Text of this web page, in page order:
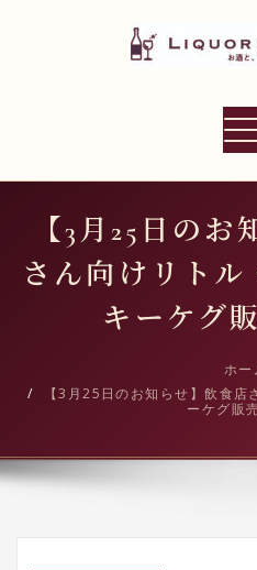
プ
LIQUOR AND
ン
【3月25日の
さん向けリト
キーケグ
ホー
【3月25日のお知らせ】飲食
ーケグ販